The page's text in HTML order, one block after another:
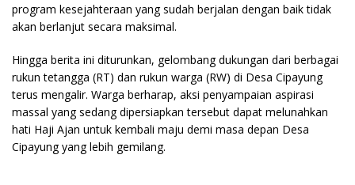
program kesejahteraan yang sudah berjalan dengan baik tidak
akan berlanjut secara maksimal.
Hingga berita ini diturunkan, gelombang dukungan dari berbagai
rukun tetangga (RT) dan rukun warga (RW) di Desa Cipayung
terus mengalir. Warga berharap, aksi penyampaian aspirasi
massal yang sedang dipersiapkan tersebut dapat melunahkan
hati Haji Ajan untuk kembali maju demi masa depan Desa
Cipayung yang lebih gemilang.